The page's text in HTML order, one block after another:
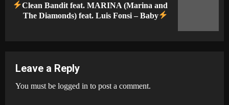
Next
post:
Clean Bandit feat. MARINA (Marina and
The Diamonds) feat. Luis Fonsi – Baby
Leave a Reply
You must be logged in to post a comment.